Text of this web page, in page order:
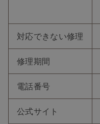
対応できない修理
修理期間
電話番号
公式サイト